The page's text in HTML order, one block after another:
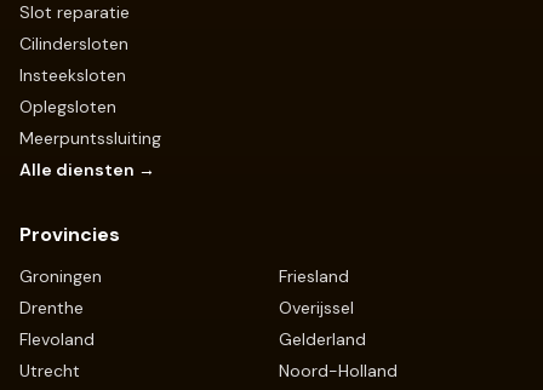
Slot reparatie
Cilindersloten
Insteeksloten
Oplegsloten
Meerpuntssluiting
Alle diensten →
Provincies
Groningen
Friesland
Drenthe
Overijssel
Flevoland
Gelderland
Utrecht
Noord-Holland